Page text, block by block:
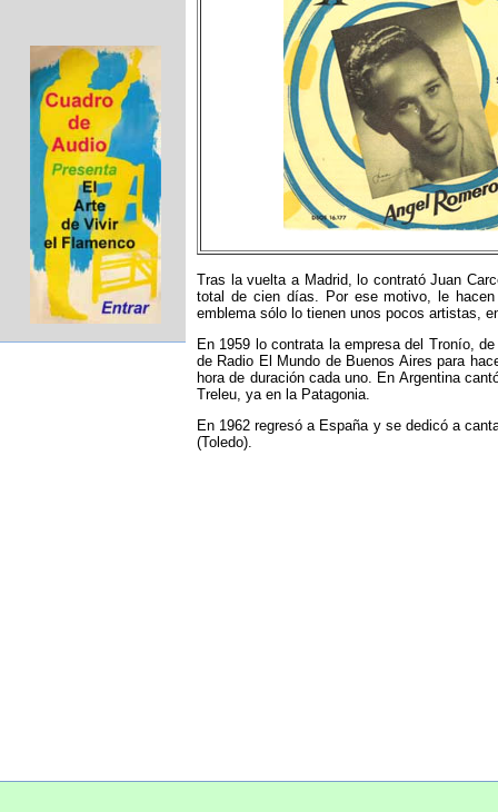
Tras la vuelta a Madrid, lo contrató Juan
total de cien días. Por ese motivo, le
emblema sólo lo tienen unos pocos artistas,
En 1959 lo contrata la empresa del Tronío,
de Radio El Mundo de Buenos Aires para
hora de duración cada uno. En Argentina
Treleu, ya en la Patagonia.
En 1962 regresó a España y se dedicó a
(Toledo).